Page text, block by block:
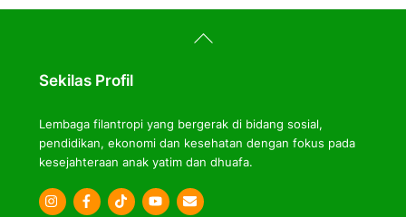
Back
To
Sekilas Profil
Lembaga filantropi yang bergerak di bidang sosial,
pendidikan, ekonomi dan kesehatan dengan fokus pada
kesejahteraan anak yatim dan dhuafa.
Icon
Icon
Icon